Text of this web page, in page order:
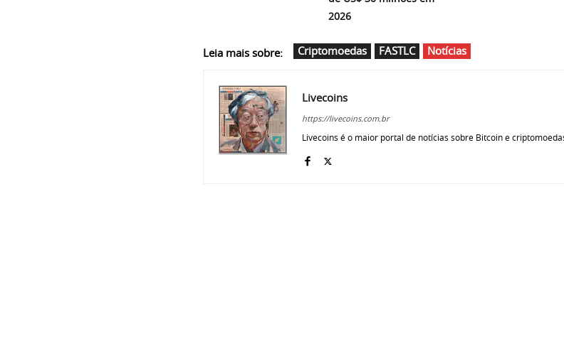
2026
Leia mais sobre: Criptomoedas FASTLC Notícias
Livecoins
https://livecoins.com.br
Livecoins é o maior portal de notícias sobre Bitcoin e